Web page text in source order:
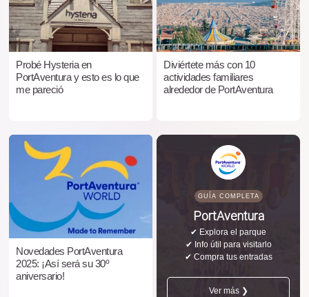
Probé Hysteria en
PortAventura y esto es lo que
me pareció
Diviértete más con 10
actividades familiares
alrededor de PortAventura
Novedades PortAventura
2025: ¡Así será su 30º
aniversario!
GUÍA COMPLETA
PortAventura
✔ Explora el parque
✔ Info útil para visitarlo
✔ Compra tus entradas
Ver más ❯